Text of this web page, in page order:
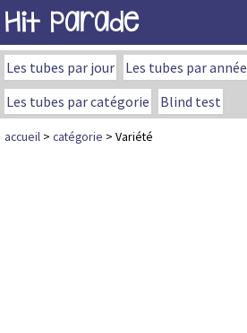
Hit Parade
Les tubes par jour Les tubes par année
Les tubes par catégorie
Blind test
accueil > catégorie > Variété